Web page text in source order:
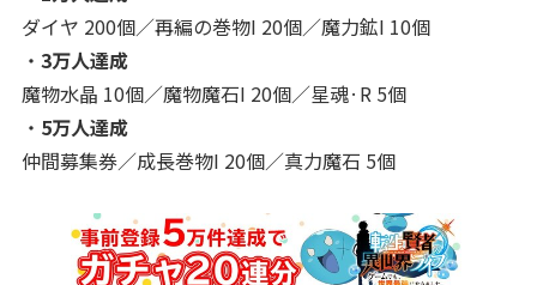
ダイヤ 200個／再編の巻物I 20個／魔力鉱I 10個
・ 3万人達成
魔物水晶 10個／魔物魔石I 20個／星魂·R 5個
・ 5万人達成
仲間募集券／成長巻物I 20個／真力魔石 5個